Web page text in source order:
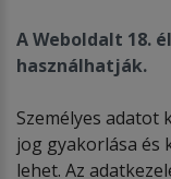
A Weboldalt 18.
használhatják.
Személyes adatot
jog gyakorlása és
lehet. Az